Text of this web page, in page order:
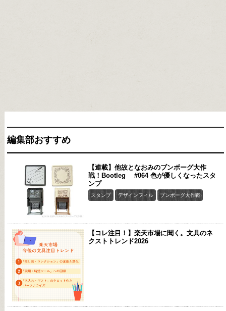
編集部おすすめ
【連載】他故となおみのブンボーグ大作
戦！Bootleg #064 色が優しくなったスタ
ンプ
スタンプ デザインフィル ブンボーグ大作戦
【コレ注目！】楽天市場に聞く。文具のネ
クストトレンド2026